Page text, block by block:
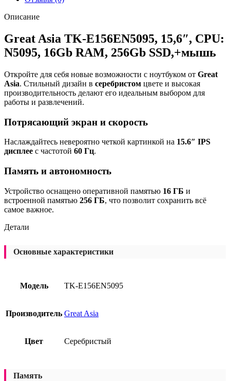
Описание
Great Asia TK-E156EN5095, 15,6″, CPU:
N5095, 16Gb RAM, 256Gb SSD,+мышь
Откройте для себя новые возможности с ноутбуком от Great
Asia. Стильный дизайн в серебристом цвете и высокая
производительность делают его идеальным выбором для
работы и развлечений.
Потрясающий экран и скорость
Наслаждайтесь невероятно четкой картинкой на 15.6″ IPS
дисплее с частотой 60 Гц.
Память и автономность
Устройство оснащено оперативной памятью 16 ГБ и
встроенной памятью 256 ГБ, что позволит сохранить всё
самое важное.
Детали
Основные характеристики
Модель TK-E156EN5095
Производитель Great Asia
Цвет Серебристый
Память